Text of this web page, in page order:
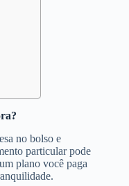
no bolso e
particular pode
plano você paga